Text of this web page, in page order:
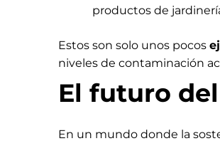
productos de
Estos son solo unos pocos
niveles de contaminación
El futuro
En un mundo donde la